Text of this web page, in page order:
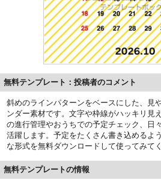
無料テンプレート：投稿者のコメント
斜めのラインパターンをベースにした、見
ンダー素材です。文字や枠線がハッキリ見
の進行管理やおうちでの予定チェック、日
活躍します。予定をたくさん書き込めるよ
な形式を無料ダウンロードして使ってみて
無料テンプレートの情報